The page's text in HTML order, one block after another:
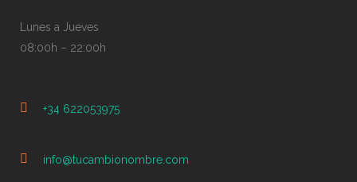
Lunes a Jueves
08:00h – 22:00h
+34 622053975
info@tucambionombre.com